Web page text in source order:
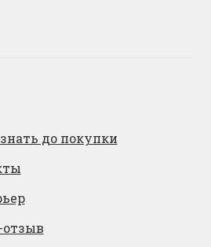
до покупки
отзыв